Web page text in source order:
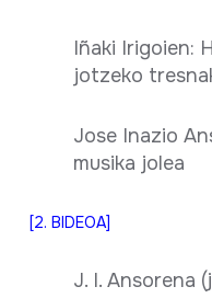
Iñaki Irigoien:
jotzeko
Jose Inazio
musika jolea
[2. BIDEOA]
J. I. Ansorena